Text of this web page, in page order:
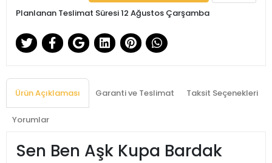
Planlanan Teslimat Süresi 12 Ağustos Çarşamba
Ürün Açıklaması Garanti ve Teslimat Taksit Seçenekleri
Yorumlar
Sen Ben Aşk Kupa Bardak